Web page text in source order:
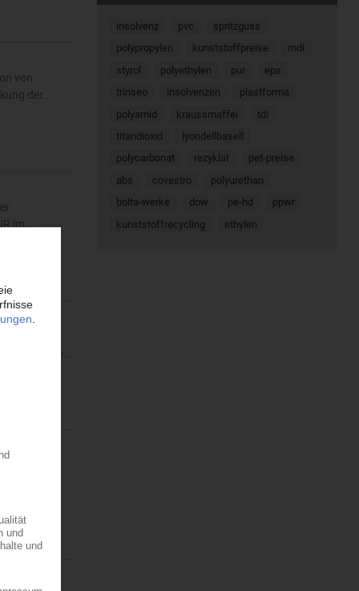
von
der...
im...
wurde im...
fällt die
insolvenz pvc
spritzguss
polypropylen
kunststoffpreise
mdi
styrol
polyethylen pur
eps
trinseo
insolvenzen
plastforma
polyamid
kraussmaffei
tdi
titandioxid
lyondellbasell
polycarbonat
rezyklat
pet-preise
abs
covestro
polyurethan
bolta-werke
dow pe-hd
ppwr
kunststoffrecycling
ethylen